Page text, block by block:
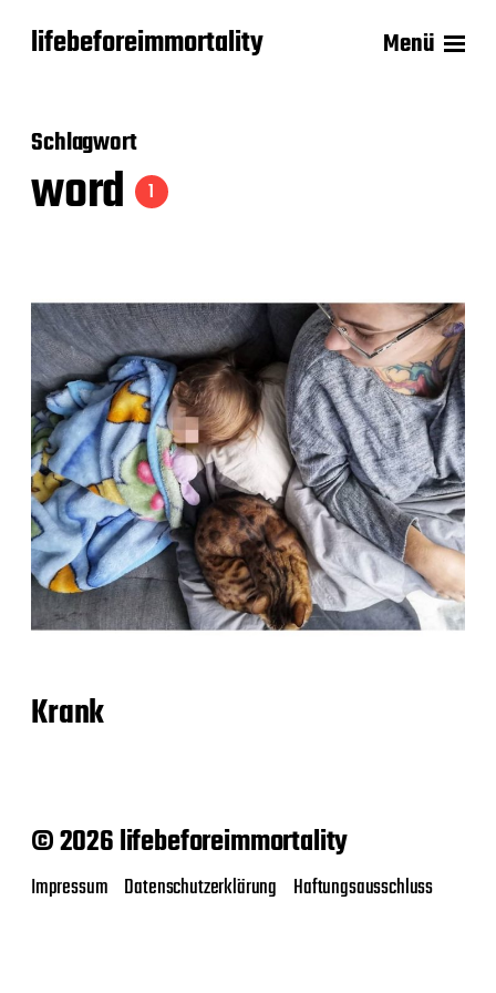
lifebeforeimmortality Menü
Schlagwort
word 1
Krank
© 2026 lifebeforeimmortality
Impressum Datenschutzerklärung Haftungsausschluss